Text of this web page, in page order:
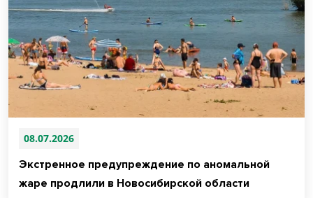
08.07.2026
Экстренное предупреждение по аномальной
жаре продлили в Новосибирской области